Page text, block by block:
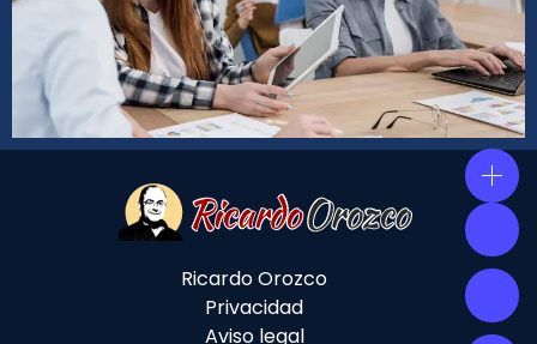
Ricardo Orozco
Privacidad
Aviso legal